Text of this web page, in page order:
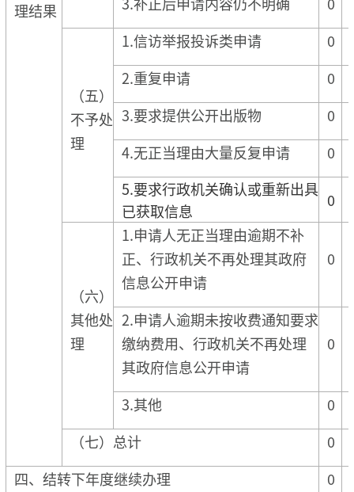
理结果
（五）
不予处
理
1.信访举报投诉类申请 0
2.重复申请
0
3.要求提供公开出版物
0
4.无正当理由大量反复申请
0
5.要求行政机关确认或重新出具
已获取信息
0
（六）
其他处
理
1.申请人无正当理由逾期不补
正、行政机关不再处理其政府
信息公开申请
0
2.申请人逾期未按收费通知要求
缴纳费用、行政机关不再处理
其政府信息公开申请
0
3.其他 0
（七）总计
0
四、结转下年度继续办理
0